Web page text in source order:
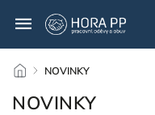
/ NOVINKY
NOVINKY